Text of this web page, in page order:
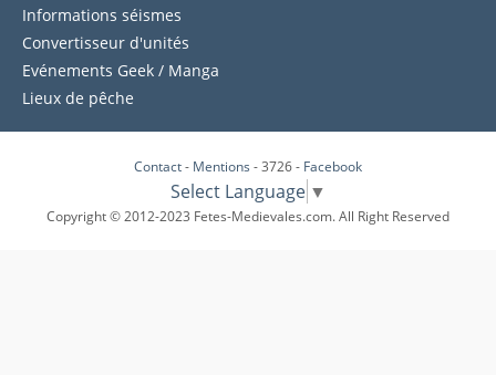
Informations séismes
Convertisseur d'unités
Evénements Geek / Manga
Lieux de pêche
Contact- Mentions - 3726 - Facebook
Select Language ▼
Copyright © 2012-2023 Fetes-Medievales.com. All Right Reserved